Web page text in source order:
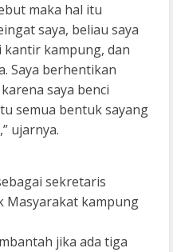
maka hal itu
saya, beliau saya
kantir kampung, dan
Saya berhentikan
saya benci
semua bentuk sayang
ujarnya.
sekretaris
Masyarakat kampung
jika ada tiga